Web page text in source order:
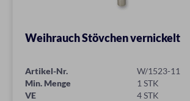
Weihrauch Stövchen vernickelt
Artikel-Nr.
W/1523-11
Min. Menge
1 STK
VE
4 STK